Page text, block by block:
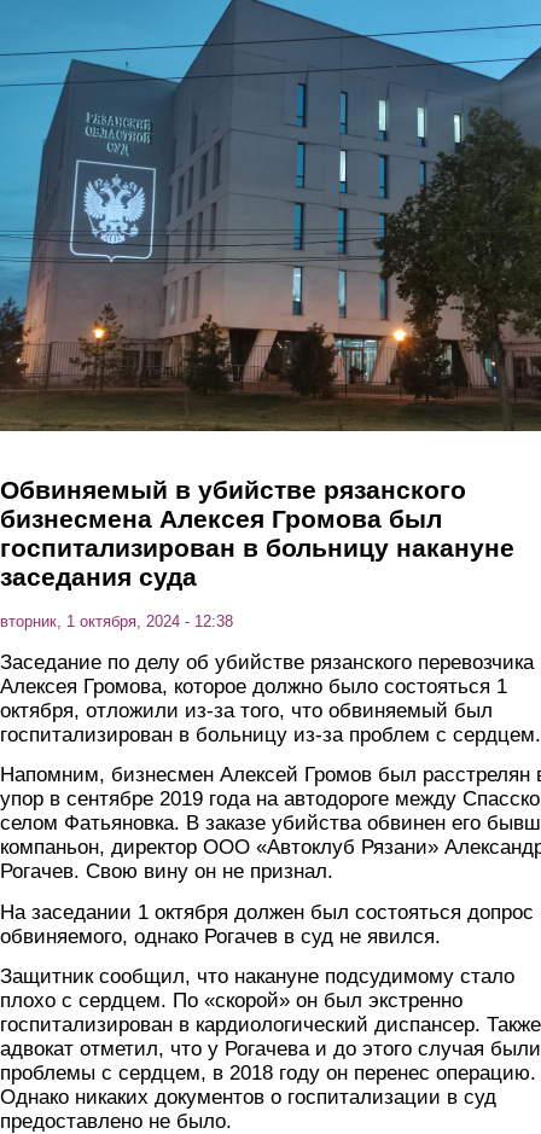
Перейти к основному содержанию
Обвиняемый в убийстве рязанского
бизнесмена Алексея Громова был
госпитализирован в больницу накануне
заседания суда
вторник, 1 октября, 2024 - 12:38
Заседание по делу об убийстве рязанского перевозчика
Алексея Громова, которое должно было состояться 1
октября, отложили из-за того, что обвиняемый был
госпитализирован в больницу из-за проблем с сердцем.
Напомним, бизнесмен Алексей Громов был расстрелян
упор в сентябре 2019 года на автодороге между
селом Фатьяновка. В заказе убийства обвинен его
компаньон, директор ООО «Автоклуб Рязани»
Рогачев. Свою вину он не признал.
На заседании 1 октября должен был состояться допрос
обвиняемого, однако Рогачев в суд не явился.
Защитник сообщил, что накануне подсудимому стало
плохо с сердцем. По «скорой» он был экстренно
госпитализирован в кардиологический диспансер. Также
адвокат отметил, что у Рогачева и до этого случая были
проблемы с сердцем, в 2018 году он перенес операцию.
Однако никаких документов о госпитализации в суд
предоставлено не было.